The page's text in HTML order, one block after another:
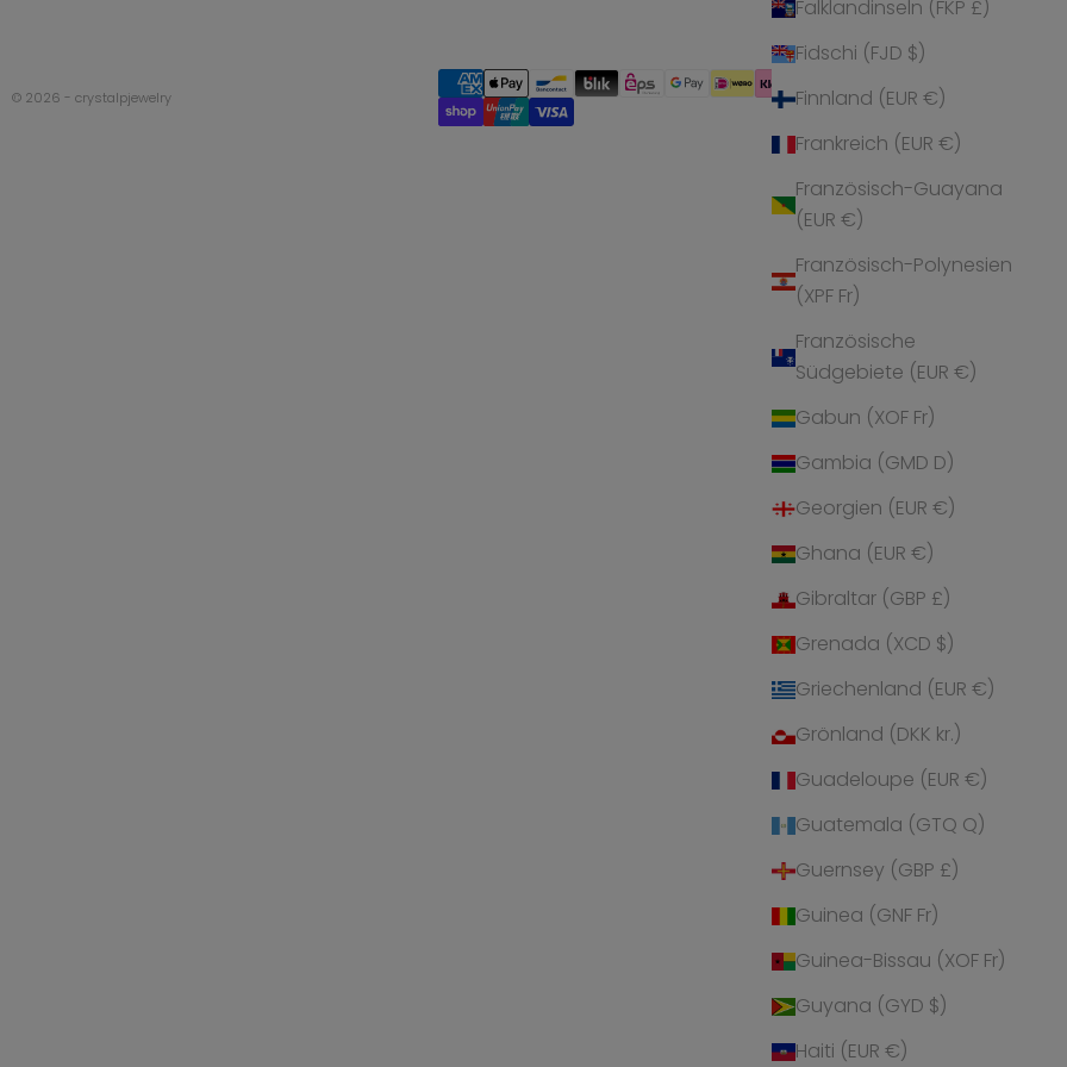
Falklandinseln (FKP £)
Fidschi (FJD $)
Finnland (EUR €)
Frankreich (EUR €)
Französisch-Guayana
(EUR €)
Französisch-Polynesien
(XPF Fr)
Französische
Südgebiete (EUR €)
Gabun (XOF Fr)
Gambia (GMD D)
Georgien (EUR €)
Ghana (EUR €)
Gibraltar (GBP £)
Grenada (XCD $)
Griechenland (EUR €)
Grönland (DKK kr.)
Guadeloupe (EUR €)
Guatemala (GTQ Q)
Guernsey (GBP £)
Guinea (GNF Fr)
Guinea-Bissau (XOF Fr)
Guyana (GYD $)
Haiti (EUR €)
© 2026 - crystalpjewelry